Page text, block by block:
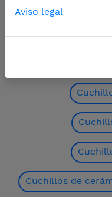
Cuchillos de
Aviso legal